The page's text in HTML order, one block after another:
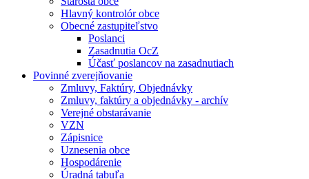
Hlavný kontrolór obce
Obecné zastupiteľstvo
Poslanci
Zasadnutia OcZ
Účasť poslancov na zasadnutiach
Povinné zverejňovanie
Zmluvy, Faktúry, Objednávky
Zmluvy, faktúry a objednávky - archív
Verejné obstarávanie
VZN
Zápisnice
Uznesenia obce
Hospodárenie
Úradná tabuľa